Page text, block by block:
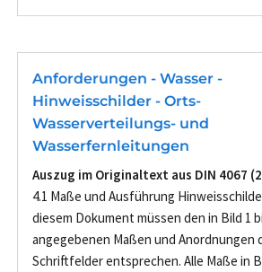
Anforderungen - Wasser -
Hinweisschilder - Orts-
Wasserverteilungs- und
Wasserfernleitungen
Auszug im Originaltext aus DIN 4067
4.1 Maße und Ausführung
diesem Dokument müssen den in Bild 1
angegebenen Maßen und Anordnungen
Schriftfelder entsprechen. Alle Maße in